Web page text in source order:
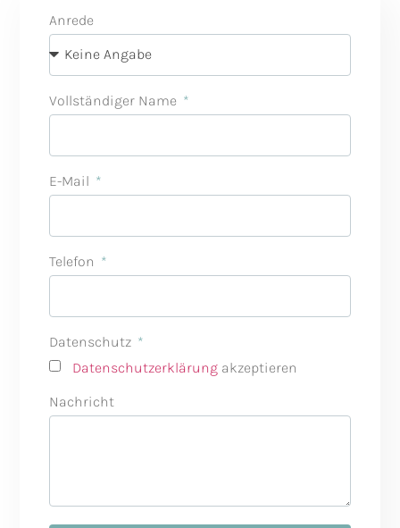
Anrede
Vollständiger Name
E-Mail
Telefon
Datenschutz
Datenschutzerklärung akzeptieren
Nachricht